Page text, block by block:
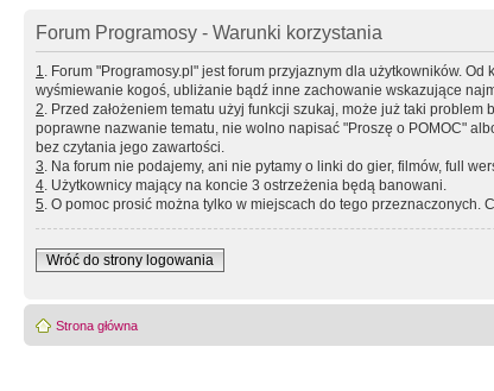
Forum Programosy - Warunki korzystania
1. Forum "Programosy.pl" jest forum przyjaznym dla użytkowników.
wyśmiewanie kogoś, ubliżanie bądź inne zachowanie wskazujące
2. Przed założeniem tematu użyj funkcji szukaj, może już taki
poprawne nazwanie tematu, nie wolno napisać "Proszę o POMOC"
bez czytania jego zawartości.
3. Na forum nie podajemy, ani nie pytamy o linki do gier, filmów, full
4. Użytkownicy mający na koncie 3 ostrzeżenia będą banowani.
5. O pomoc prosić można tylko w miejscach do tego przeznaczonych.
Wróć do strony logowania
Strona główna